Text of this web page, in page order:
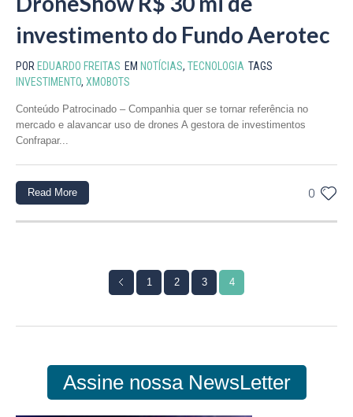
investimento do Fundo Aerotec
POR EDUARDO FREITAS EM NOTÍCIAS, TECNOLOGIA TAGS
INVESTIMENTO, XMOBOTS
Conteúdo Patrocinado – Companhia quer se tornar referência no
mercado e alavancar uso de drones A gestora de investimentos
Confrapar...
0
Read More
1 2 3 4
Assine nossa NewsLetter